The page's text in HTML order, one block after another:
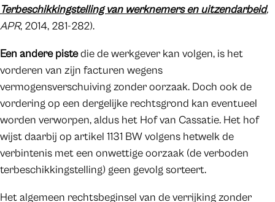
Terbeschikkingstelling van werknemers en uitzendarbeid,
APR, 2014, 281-282).
Een andere pistedie de werkgever kan volgen, is het
vorderen van zijn facturen wegens
vermogensverschuiving zonder oorzaak. Doch ook de
vordering op een dergelijke rechtsgrond kan eventueel
worden verworpen, aldus het Hof van Cassatie. Het hof
wijst daarbij op artikel 1131 BW volgens hetwelk de
verbintenis met een onwettige oorzaak (de verboden
terbeschikkingstelling) geen gevolg sorteert.
Het algemeen rechtsbeginsel van de verrijking zonder